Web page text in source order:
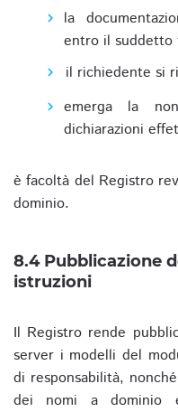
la
entro il suddetto
il richiedente si
emerga la
dichiarazioni
è facoltà del Registro
dominio.
8.4 Pubblicazione
istruzioni
Il Registro rende
server i modelli del
di responsabilità,
dei nomi a dominio